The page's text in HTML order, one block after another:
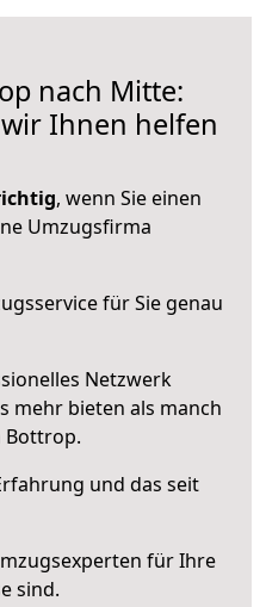
nach Mitte:
Ihnen helfen
, wenn Sie einen
Umzugsfirma
für Sie genau
Netzwerk
mehr bieten als manch
Bottrop.
und das seit
für Ihre
sind.